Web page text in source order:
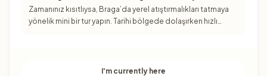
Zamanınız kısıtlıysa, Braga’da yerel atıştırmalıkları tatmaya
yönelik mini bir tur yapın. Tarihi bölgede dolaşırken hızlı
I'm currently here